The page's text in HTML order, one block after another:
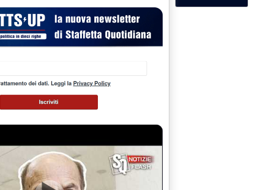
riserva ma rivedere accordo di luglio'